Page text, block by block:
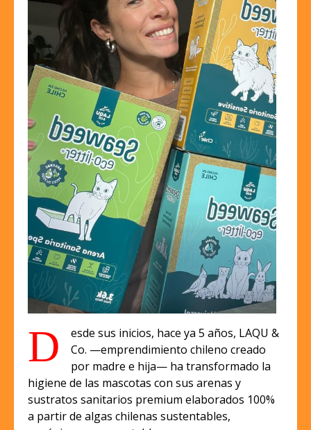
D
esde sus inicios, hace ya 5 años, LAQU &
Co. —emprendimiento chileno creado
por madre e hija— ha transformado la
higiene de las mascotas con sus arenas y
sustratos sanitarios premium elaborados 100%
a partir de algas chilenas sustentables,